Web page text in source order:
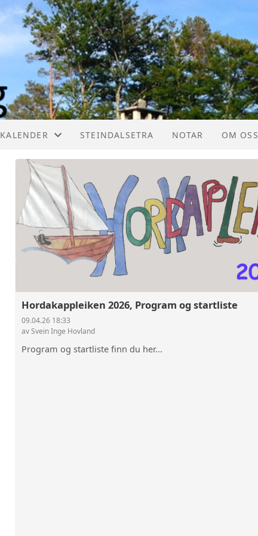
KALENDER
KALENDER
STEINDALSETRA NOTAR OM OSS
Hordakappleiken 2026, Program og startliste
09.04.26 18:33
av Svein Inge Hovland
Program og startliste finn du her...